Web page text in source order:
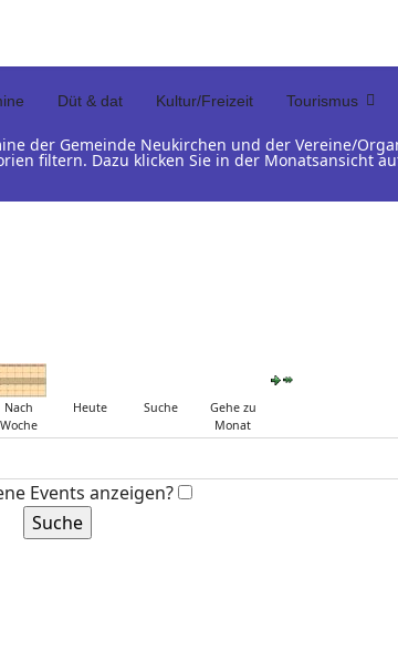
Düt & dat Kultur/Freizeit Tourismus
der Gemeinde Neukirchen und der Vereine/
filtern. Dazu klicken Sie in der Monatsansicht
Nach
Woche
Heute Suche
Gehe zu
Monat
Events anzeigen?